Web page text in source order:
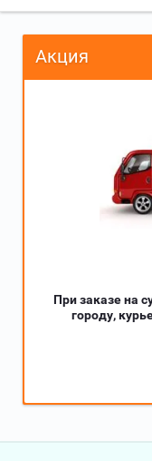
Акция
При заказе на
городу,